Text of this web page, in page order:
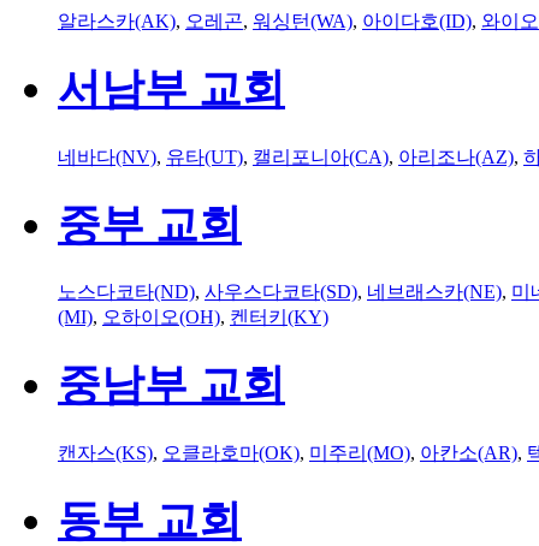
알라스카(AK), 오레곤, 워싱턴(WA), 아이다호(ID), 와이
서남부 교회
네바다(NV), 유타(UT), 캘리포니아(CA), 아리조나(AZ),
중부 교회
노스다코타(ND), 사우스다코타(SD), 네브래스카(NE), 미
(MI), 오하이오(OH), 켄터키(KY)
중남부 교회
캔자스(KS), 오클라호마(OK), 미주리(MO), 아칸소(AR),
동부 교회